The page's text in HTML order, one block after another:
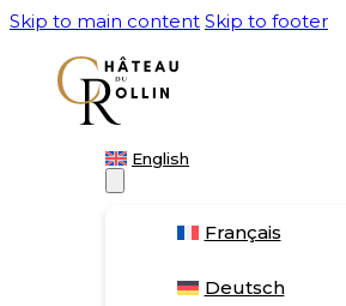
Skip to main content Skip to footer
English
Français
Deutsch